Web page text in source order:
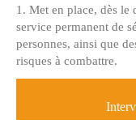
1. Met en place, dès le
service permanent de
personnes, ainsi que
risques à combattre.